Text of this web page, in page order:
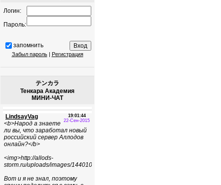
Логин:
Пароль:
запомнить
Забыл пароль | Регистрация
テンカラ
Тенкара Академия
МИНИ-ЧАТ